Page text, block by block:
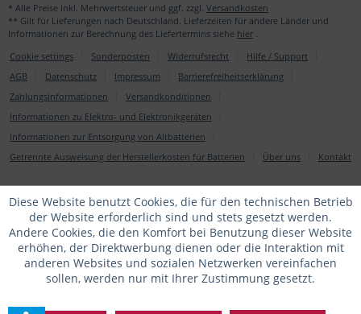
* Alle Preise inkl. Mehrwertsteuer und ggf. zzgl. Versandkosten
** Gilt für Lieferungen nach Deutschland. Lieferzeiten für andere Länder und
Informationen zur Berechnung des Liefertermins siehe hier
Cookie settings
Sonderposten Widerrufsrecht
Hilfe / Support
AGB
Datenschutz Impressum
Barrierefreiheitserklärung
Zahlungsinformationen
Versandkonditionen
Informationen zu Elektro- und Elektronikgeräten
Informationen zur Entsorgung von Altbatterien
Getrennte Ausweisung der Herstellerkosten für Batterien
Über uns Kontakt
Diese Website benutzt Cookies, die für den technischen Betrieb
der Website erforderlich sind und stets gesetzt werden.
Andere Cookies, die den Komfort bei Benutzung dieser Website
erhöhen, der Direktwerbung dienen oder die Interaktion mit
anderen Websites und sozialen Netzwerken vereinfachen
sollen, werden nur mit Ihrer Zustimmung gesetzt.